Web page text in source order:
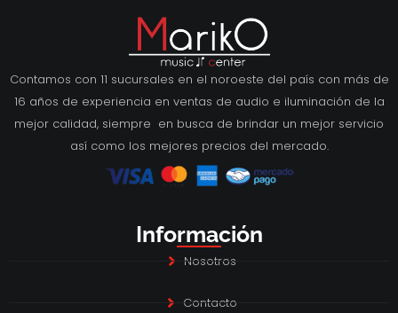
Contamos con 11 sucursales en el noroeste del país con más de
16 años de experiencia en ventas de audio e iluminación de la
mejor calidad, siempre en busca de brindar un mejor servicio
así como los mejores precios del mercado.
Información
Nosotros
Contacto